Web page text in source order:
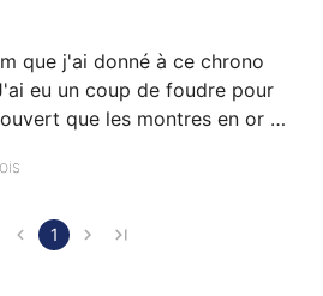
a des raisons personnelles
encore sa précision.
que j'ai donné à ce chrono
eu un coup de foudre pour
que les montres en or
! Je trouve...
C'est un modèle au design
1